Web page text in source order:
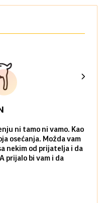
ni tamo ni vamo. Kao
osećanja. Možda vam
nekim od prijatelja i da
prijalo bi vam i da